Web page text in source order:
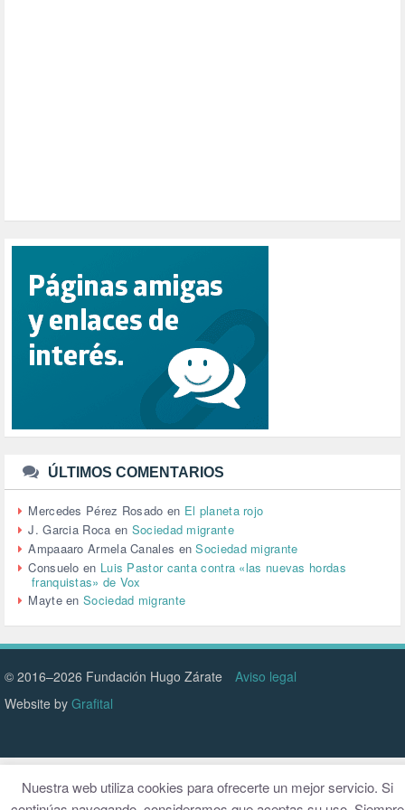
PUERTO DE VALENCIA (1)
RACISMO (1)
RELIGIÓN (114)
REPUBLICA (1)
SALUD (108)
SENSIBILIZACIÓN (576)
SINDICATOS (12)
TTIP (6)
URBANISMO (1)
URBANIZACIÓN (1)
VEJEZ (1)
VENEZUELA (3)
VENEZULA (1)
VIAJES (1)
VIOLENCIA (2)
VIOLENCIA DE GÉNERO (223)
VIVIENDA (9)
VOLODIMIR ZELENSKY (1)
ÚLTIMOS COMENTARIOS
Mercedes Pérez Rosado en El planeta rojo
J. Garcia Roca en Sociedad migrante
Ampaaaro Armela Canales enSociedad migrante
Consuelo en Luis Pastor canta contra «las nuevas hordas
franquistas» de Vox
MayteenSociedad migrante
© 2016–2026 Fundación Hugo Zárate
Aviso legal
Website by Grafital
Nuestra web utiliza cookies para ofrecerte un mejor servicio. Si